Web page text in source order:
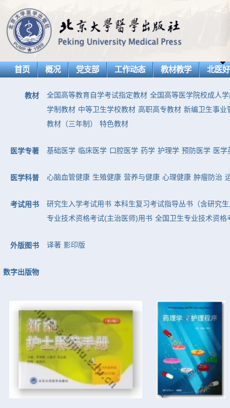
首页 概况 党支部 工作动态 教材教学 北医
教材 全国高等教育自学考试指定教材 全国高等医学院校成人
学制教材 中等卫生学校教材 高职高专教材 新编卫生事业
教材（三年制）
特色教材
医学专著 基础医学 临床医学 口腔医学 药学 护理学 预防医学 医学
医学科普 心脑血管健康 生殖健康 营养与健康 心理健康 肿瘤防治
考试用书 研究生入学考试用书 本科生复习考试指导丛书（含研究
专业技术资格考试(主治医师)用书 全国卫生专业技术资格
外版图书 译著 影印版
数字出版物